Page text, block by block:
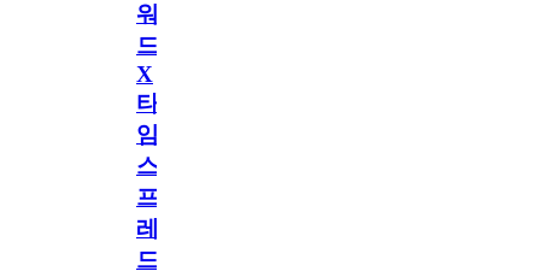
워
드
X
타
임
스
프
레
드]